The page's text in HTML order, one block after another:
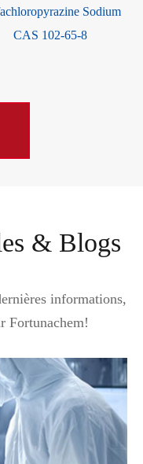
CAS 1689-89-0
& Blogs
informations,
Fortunachem!